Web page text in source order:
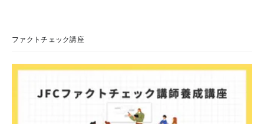
文には「警視庁サイバーセキュリティ対策本部」「通知番
様のメールアドレスと一致しています」と記している。 そ
どうかご確認ください」などと「オンライン確認画面へ」と
いうリンクをクリックするよう誘導している。 本文には、
警視庁の住所（東京都千代田区霞が関2-1-1）も書かれてい
ファクトチェック講座